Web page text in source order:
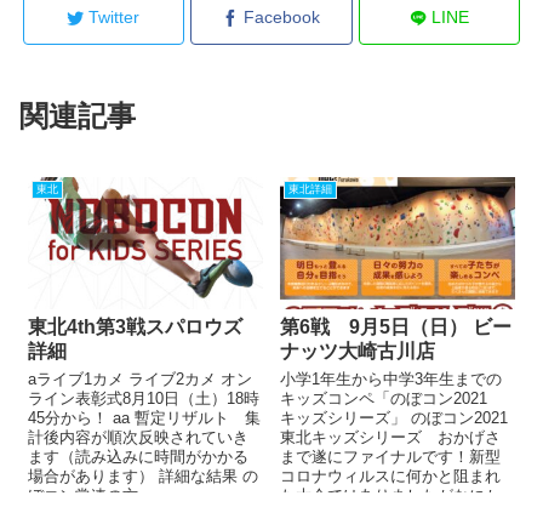
Twitter Facebook LINE
関連記事
東北
東北4th第3戦スパロウズ
詳細
aライブ1カメ ライブ2カメ オン
ライン表彰式8月10日（土）18時
45分から！ aa 暫定リザルト 集
計後内容が順次反映されていき
ます（読み込みに時間がかかる
場合があります） 詳細な結果 の
ぼコン常連の方へ...
東北詳細
第6戦 9月5日（日） ビー
ナッツ大崎古川店
小学1年生から中学3年生までの
キッズコンペ「のぼコン2021
キッズシリーズ」 のぼコン2021
東北キッズシリーズ おかげさ
まで遂にファイナルです！新型
コロナウィルスに何かと阻まれ
た大会ではありましたがなにか